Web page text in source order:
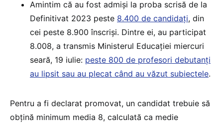
Amintim că au fost admiși la proba scrisă de la
Definitivat 2023 peste 8.400 de candidați, din
cei peste 8.900 înscriși. Dintre ei, au participat
8.008, a transmis Ministerul Educației miercuri
seară, 19 iulie: peste 800 de profesori debutanți
au lipsit sau au plecat când au văzut subiectele.
Pentru a fi declarat promovat, un candidat trebuie să
obțină minimum media 8, calculată ca medie